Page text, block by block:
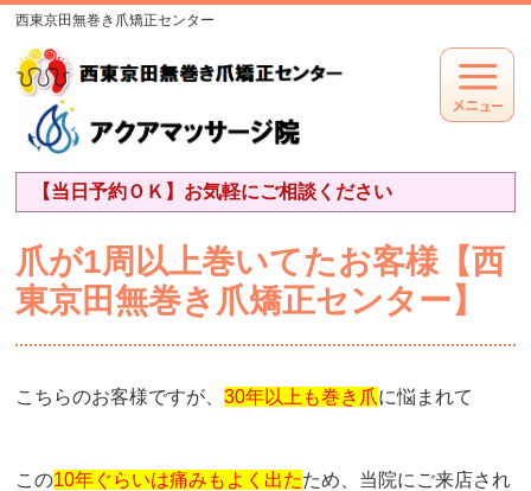
西東京田無巻き爪矯正センター
【当日予約ＯＫ】お気軽にご相談ください
爪が1周以上巻いてたお客様【西
東京田無巻き爪矯正センター】
こちらのお客様ですが、30年以上も巻き爪に悩まれて
この10年ぐらいは痛みもよく出たため、当院にご来店され